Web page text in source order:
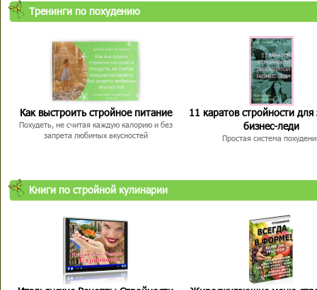
Тренинги по похудению
Как выстроить стройное питание
Похудеть, не считая каждую калорию и без
запрета любимых вкусностей
11 каратов стройности для
бизнес-леди
Простая система
Книги по стройной кулинарии